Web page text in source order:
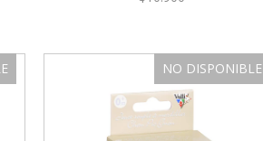
NO DISPONIBLE